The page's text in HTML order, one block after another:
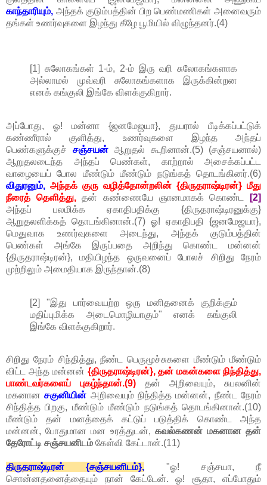
காந்தாரியும், அந்தக் குடும்பத்தின் பிற பெண்மணிகள் அனைவரும்
தங்கள் உணர்வுகளை இழந்து கீழே பூமியில் விழுந்தனர்.(4)
[1] சுலோகங்கள் 1-ம், 2-ம் இரு வரி சுலோகங்களாக
அல்லாமல் முவ்வரி சுலோகங்களாக இருக்கின்றன
எனக் கங்குலி இங்கே விளக்குகிறார்.
அப்போது, ஓ! மன்னா {ஜனமேஜயா}, துயரால் பீடிக்கப்பட்டுக்
கண்ணீரால் குளித்து, உணர்வுகளை இழந்த அந்தப்
பெண்களுக்குச் சஞ்சயன்ஆறுதல் கூறினான்.(5) (சஞ்சயனால்)
ஆறுதலடைந்த அந்தப் பெண்கள், காற்றால் அசைக்கப்பட்ட
வாழையைப் போல மீண்டும் மீண்டும் நடுங்கத் தொடங்கினர்.(6)
விதுரனும், அந்தக் குரு வழித்தோன்றலின் {திருதராஷ்டிரன்} மீது
நீரைத் தெளித்து,தன் கண்ணையே ஞானமாகக் கொண்ட
[2]
அந்தப் பலமிக்க ஏகாதிபதிக்கு {திருதராஷ்டிரனுக்கு}
ஆறுதலளிக்கத் தொடங்கினான்.(7) ஓ! ஏகாதிபதி {ஜனமேஜயா},
மெதுவாக உணர்வுகளை அடைந்து, அந்தக் குடும்பத்தின்
பெண்கள் அங்கே இருப்பதை அறிந்து கொண்ட மன்னன்
{திருதராஷ்டிரன்}, மதியிழந்த ஒருவனைப் போலச் சிறிது நேரம்
முற்றிலும் அமைதியாக இருந்தான்.(8)
[2] "இது பார்வையற்ற ஒரு மனிதனைக் குறிக்கும்
மதிப்புமிக்க அடைமொழியாகும்" எனக் கங்குலி
இங்கே விளக்குகிறார்.
சிறிது நேரம் சிந்தித்து, நீண்ட பெருமூச்சுகளை மீண்டும் மீண்டும்
விட்ட அந்த மன்னன் {திருதராஷ்டிரன்}, தன் மகன்களை நிந்தித்து,
பாண்டவர்களைப் புகழ்ந்தான்.(9) தன் அறிவையும், சுபலனின்
மகனானசகுனியின் அறிவையும் நிந்தித்த மன்னன், நீண்ட நேரம்
சிந்தித்த பிறகு, மீண்டும் மீண்டும் நடுங்கத் தொடங்கினான்.(10)
மீண்டும் தன் மனத்தைக் கட்டுப் படுத்திக் கொண்ட அந்த
மன்னன், போதுமான மன உரத்துடன், கவல்கணன் மகனான தன்
தேரோட்டி சஞ்சயனிடம் கேள்வி கேட்டான்.(11)
திருதராஷ்டிரன் {சஞ்சயனிடம்}, "ஓ! சஞ்சயா, நீ
சொன்னதனைத்தையும் நான் கேட்டேன். ஓ! சூதா, எப்போதும்